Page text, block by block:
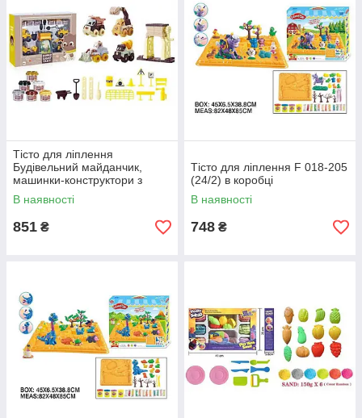
Тісто для ліплення
Будівельний майданчик,
машинки-конструктори з
аксесуарами, 6 кольорів CN
2617-1
В наявності
851 ₴
Тісто для ліплення F 018-205
(24/2) в коробці
В наявності
748 ₴